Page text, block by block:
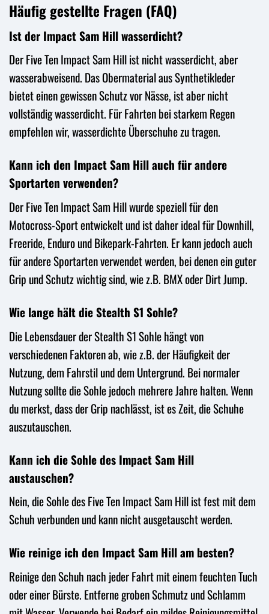
Häufig gestellte Fragen (FAQ)
Ist der Impact Sam Hill wasserdicht?
Der Five Ten Impact Sam Hill ist nicht wasserdicht, aber
wasserabweisend. Das Obermaterial aus Synthetikleder
bietet einen gewissen Schutz vor Nässe, ist aber nicht
vollständig wasserdicht. Für Fahrten bei starkem Regen
empfehlen wir, wasserdichte Überschuhe zu tragen.
Kann ich den Impact Sam Hill auch für andere
Sportarten verwenden?
Der Five Ten Impact Sam Hill wurde speziell für den
Motocross-Sport entwickelt und ist daher ideal für Downhill,
Freeride, Enduro und Bikepark-Fahrten. Er kann jedoch auch
für andere Sportarten verwendet werden, bei denen ein guter
Grip und Schutz wichtig sind, wie z.B. BMX oder Dirt Jump.
Wie lange hält die Stealth S1 Sohle?
Die Lebensdauer der Stealth S1 Sohle hängt von
verschiedenen Faktoren ab, wie z.B. der Häufigkeit der
Nutzung, dem Fahrstil und dem Untergrund. Bei normaler
Nutzung sollte die Sohle jedoch mehrere Jahre halten. Wenn
du merkst, dass der Grip nachlässt, ist es Zeit, die Schuhe
auszutauschen.
Kann ich die Sohle des Impact Sam Hill
austauschen?
Nein, die Sohle des Five Ten Impact Sam Hill ist fest mit dem
Schuh verbunden und kann nicht ausgetauscht werden.
Wie reinige ich den Impact Sam Hill am besten?
Reinige den Schuh nach jeder Fahrt mit einem feuchten Tuch
oder einer Bürste. Entferne groben Schmutz und Schlamm